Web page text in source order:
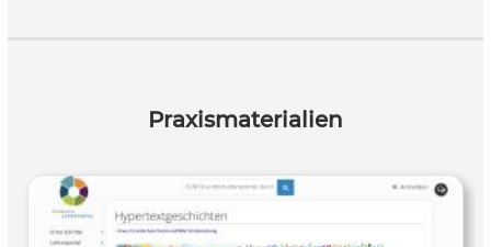
Praxismaterialien